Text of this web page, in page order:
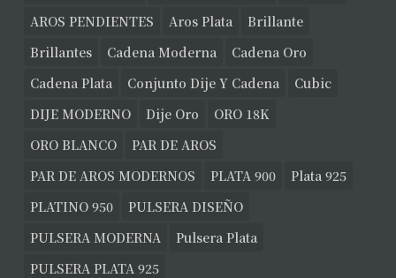
AROS PENDIENTES
Aros Plata
Brillante
Brillantes
Cadena Moderna
Cadena Oro
Cadena Plata
Conjunto Dije Y Cadena
Cubic
DIJE MODERNO
Dije Oro
ORO 18K
ORO BLANCO
PAR DE AROS
PAR DE AROS MODERNOS
PLATA 900
Plata 925
PLATINO 950
PULSERA DISEÑO
PULSERA MODERNA
Pulsera Plata
PULSERA PLATA 925